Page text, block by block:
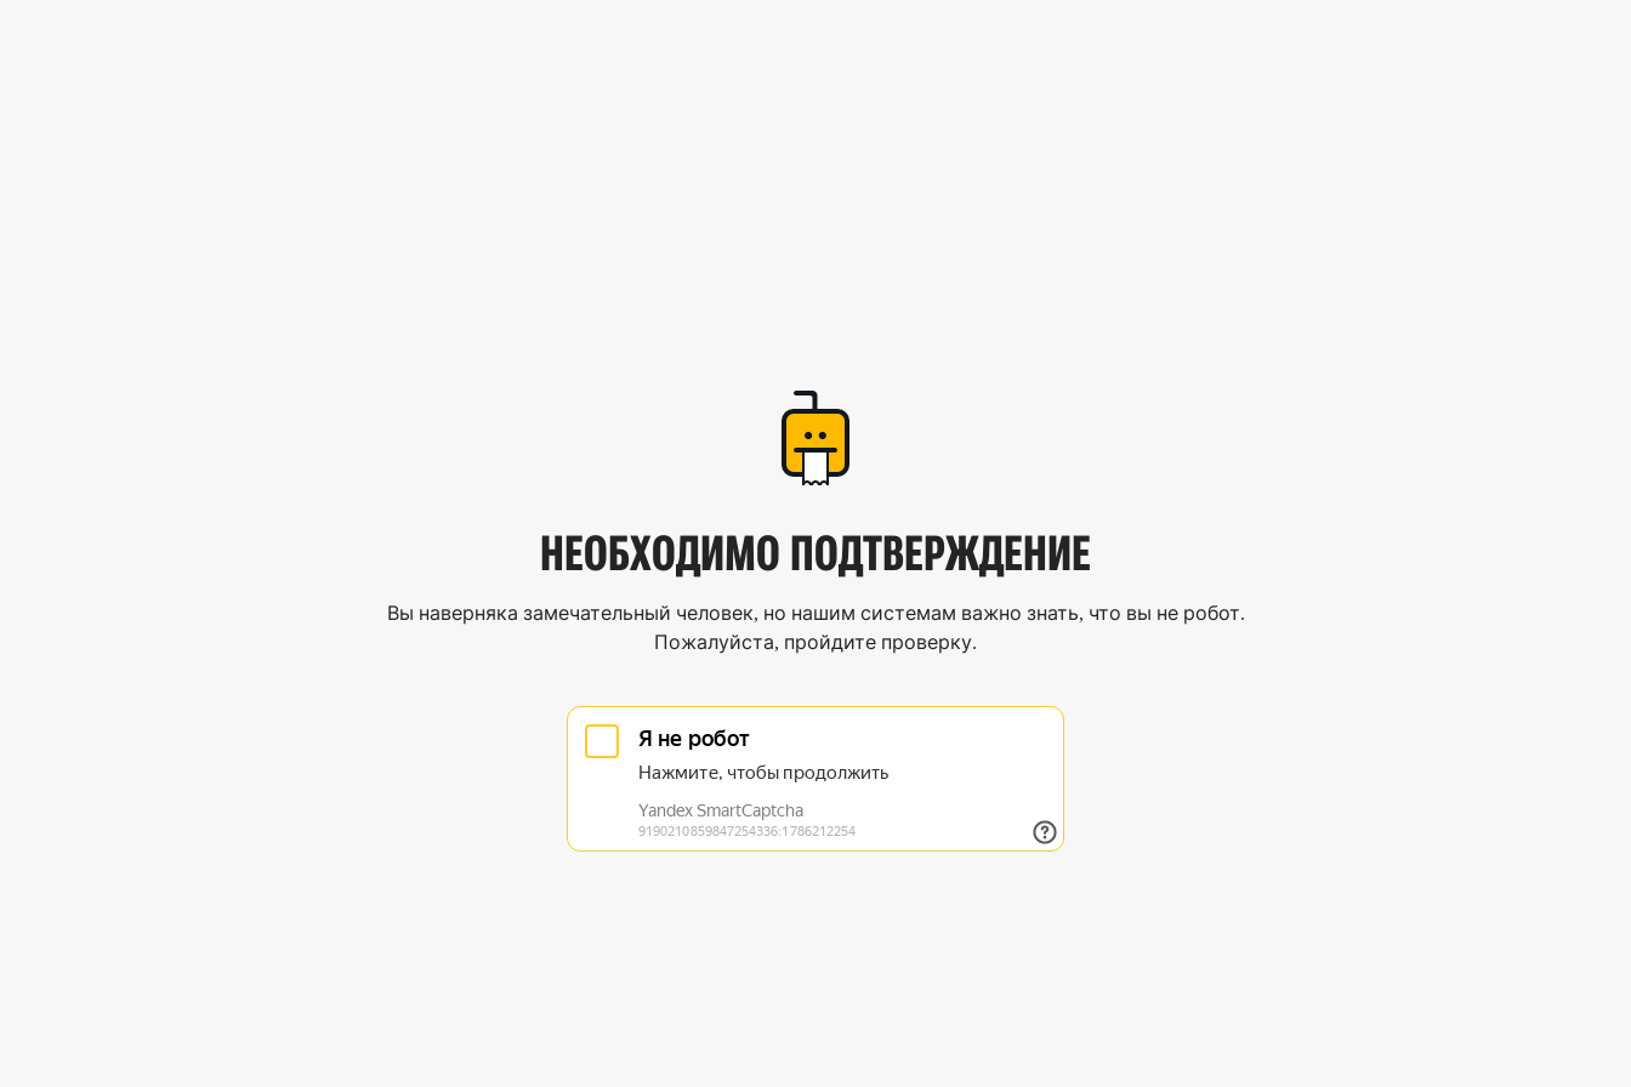
НЕОБХОДИМО ПОДТВЕРЖДЕНИЕ
Вы наверняка замечательный человек, но нашим системам важно знать, что вы не робот.
Пожалуйста, пройдите проверку.